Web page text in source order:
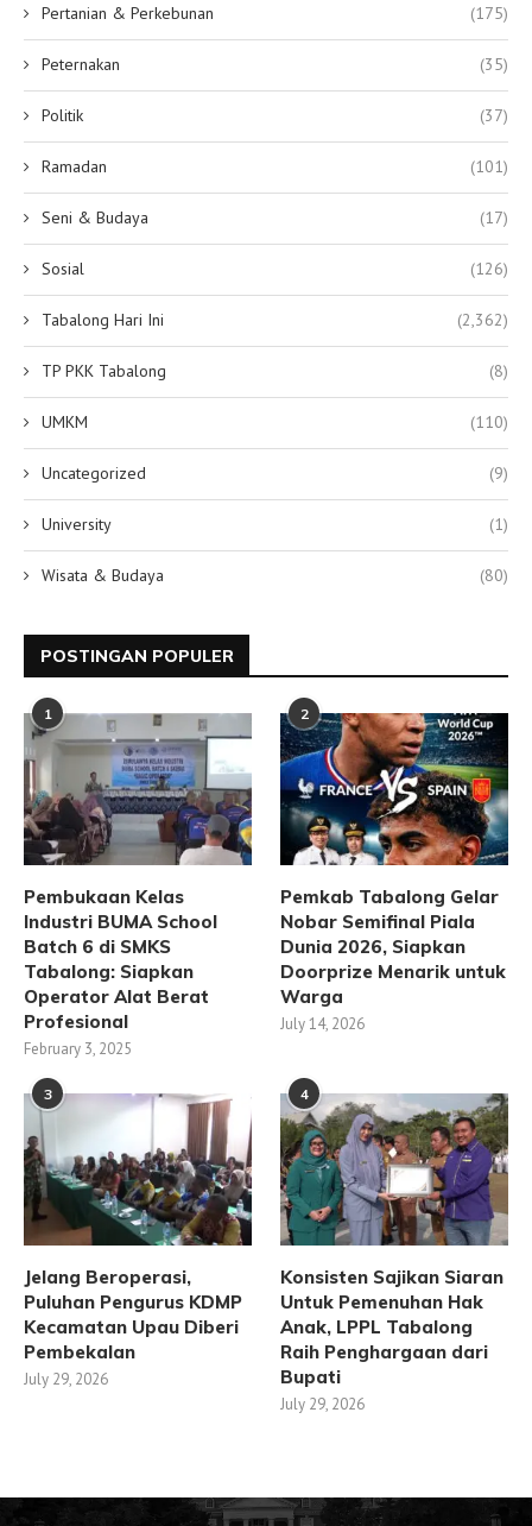
Pertanian & Perkebunan (175)
Peternakan (35)
Politik (37)
Ramadan (101)
Seni & Budaya (17)
Sosial (126)
Tabalong Hari Ini (2,362)
TP PKK Tabalong (8)
UMKM (110)
Uncategorized (9)
University (1)
Wisata & Budaya (80)
POSTINGAN POPULER
1
Pembukaan Kelas
Industri BUMA School
Batch 6 di SMKS
Tabalong: Siapkan
Operator Alat Berat
Profesional
February 3, 2025
2
Pemkab Tabalong Gelar
Nobar Semifinal Piala
Dunia 2026, Siapkan
Doorprize Menarik untuk
Warga
July 14, 2026
3
Jelang Beroperasi,
Puluhan Pengurus KDMP
Kecamatan Upau Diberi
Pembekalan
July 29, 2026
4
Konsisten Sajikan Siaran
Untuk Pemenuhan Hak
Anak, LPPL Tabalong
Raih Penghargaan dari
Bupati
July 29, 2026